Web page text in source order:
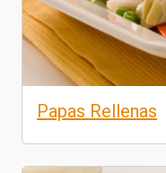
Papas Rellenas